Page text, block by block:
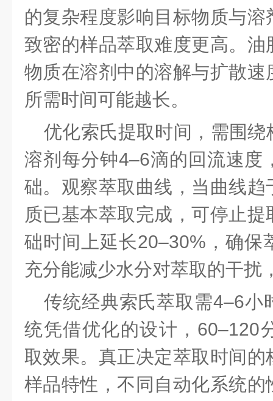
的复杂程度影响目标物质与
致密的样品萃取难度更高。
物质在溶剂中的溶解与扩散
所需时间可能越长。
优化索氏提取时间，需围
溶剂每分钟4–6滴的回流速度
础。观察萃取曲线，当曲线
质已基本萃取完成，可停止
础时间上延长20–30%，确保
充分能减少水分对萃取的干扰
传统经典索氏萃取需4–6小
统凭借优化的设计，60–120
取效果。真正决定萃取时间
样品特性，不同自动化系统